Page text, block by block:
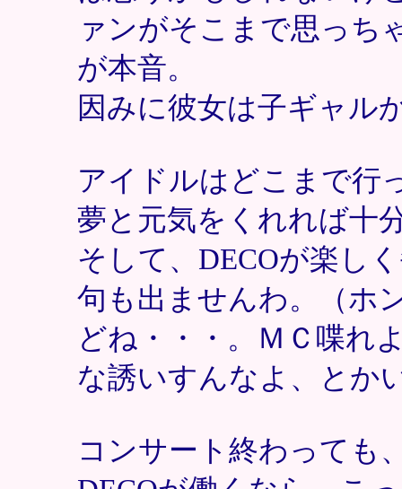
ァンがそこまで思っち
が本音。
因みに彼女は子ギャル
アイドルはどこまで行
夢と元気をくれれば十
そして、DECOが楽し
句も出ませんわ。（ホ
どね・・・。ＭＣ喋れ
な誘いすんなよ、とか
コンサート終わっても